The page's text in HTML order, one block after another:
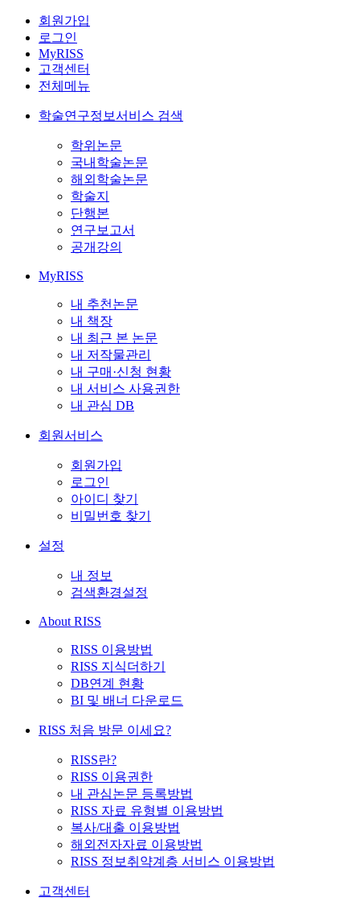
회원가입
로그인
MyRISS
고객센터
전체메뉴
학술연구정보서비스 검색
학위논문
국내학술논문
해외학술논문
학술지
단행본
연구보고서
공개강의
MyRISS
내 추천논문
내 책장
내 최근 본 논문
내 저작물관리
내 구매·신청 현황
내 서비스 사용권한
내 관심 DB
회원서비스
회원가입
로그인
아이디 찾기
비밀번호 찾기
설정
내 정보
검색환경설정
About RISS
RISS 이용방법
RISS 지식더하기
DB연계 현황
BI 및 배너 다운로드
RISS 처음 방문 이세요?
RISS란?
RISS 이용권한
내 관심논문 등록방법
RISS 자료 유형별 이용방법
복사/대출 이용방법
해외전자자료 이용방법
RISS 정보취약계층 서비스 이용방법
고객센터